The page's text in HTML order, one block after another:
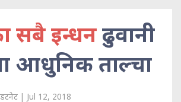
सबै इन्धनढुवानी
आधुनिक ताल्चा
| Jul 12, 2018